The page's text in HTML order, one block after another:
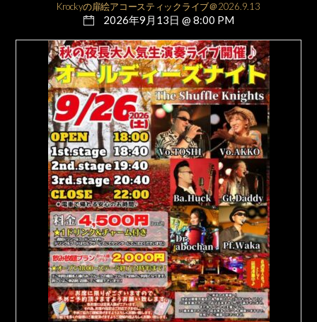
Krockyの扉絵アコースティックライブ＠2026.9.13
2026年9月13日 @ 8:00 PM